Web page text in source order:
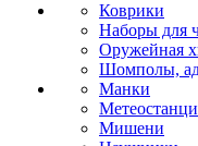
Коврики
Наборы для
Оружейная
Шомполы,
Манки
Мишени